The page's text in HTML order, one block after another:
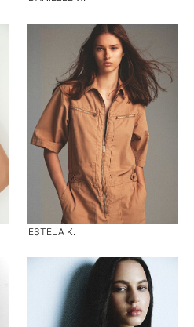
ESTELA K.